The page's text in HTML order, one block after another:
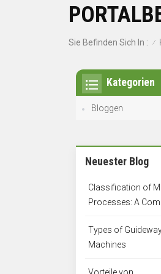
Sie Befinden Sich In : /
Kategorien
Bloggen
Neuester Blog
Classification of
Processes: A
Types of
Machines